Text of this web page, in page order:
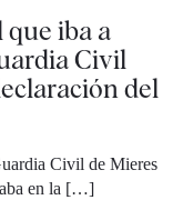
que iba a
Civil
del
Civil de Mieres
en la […]